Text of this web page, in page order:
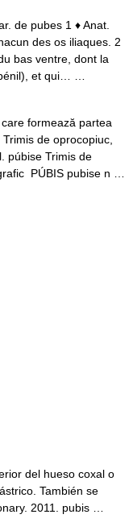
de pubes 1 ♦ Anat.
des os iliaques. 2
bas ventre, dont la
pénil), et qui… …
formează partea
de oprocopiuc,
púbise Trimis de
PÚBIS pubise n …
del hueso coxal o
También se
2011. pubis …